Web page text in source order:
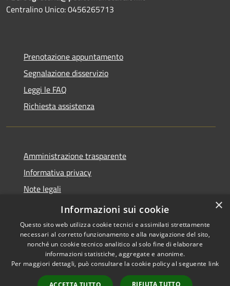
Centralino Unico: 0456265713
Prenotazione appuntamento
Segnalazione disservizio
Leggi le FAQ
Richiesta assistenza
Amministrazione trasparente
Informativa privacy
Note legali
Dichiarazione di accessibilità
Accessibilità
Copyright © 2026 • Comune di
Cavaion Veronese • Powered
byMunicipium Accesso
×
Informazioni sui cookie
Questo sito web utilizza cookie tecnici e assimilati strettamente
necessari al corretto funzionamento e alla navigazione del sito,
nonché un cookie tecnico analitico al solo fine di elaborare
informazioni statistiche, aggregate e anonime.
Per maggiori dettagli, può consultare la cookie policy al seguente link
RIFIUTA TUTTO